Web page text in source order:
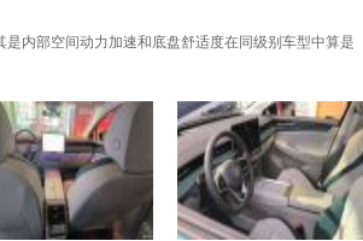
内部空间动力加速和底盘舒适度在同级别车型中算是